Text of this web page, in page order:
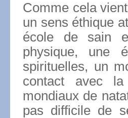
Comme cela
un sens éthique
école de sain
physique, une
spirituelles, un
contact avec
mondiaux de
pas difficile de